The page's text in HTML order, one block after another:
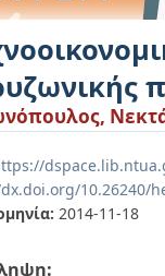
10.26240/
2014-11-18